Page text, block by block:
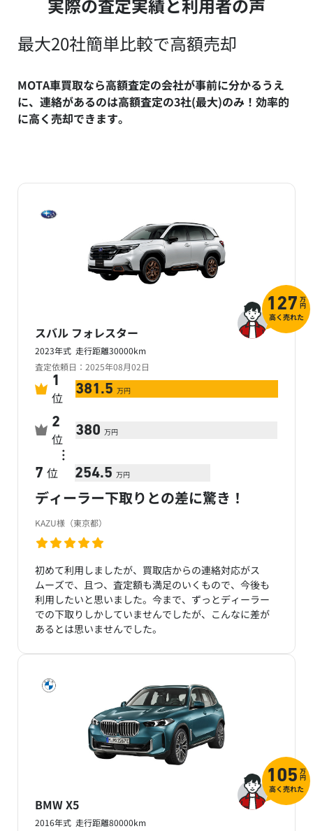
実際の査定実績と利用者の声
最大20社簡単比較で高額売却
MOTA車買取なら高額査定の会社が事前に分かるうえ
に、連絡があるのは高額査定の3社(最大)のみ！効率的
に高く売却できます。
スバル フォレスター
2023年式 走行距離30000km
査定依頼日：2025年08月02日
ディーラー下取りとの差に驚き！
KAZU様（東京都）
初めて利用しましたが、買取店からの連絡対応がス
ムーズで、且つ、査定額も満足のいくもので、今後も
利用したいと思いました。今まで、ずっとディーラー
での下取りしかしていませんでしたが、こんなに差が
あるとは思いませんでした。
127 万
円
高く売れた
1
位 381.5 万円
2
位 380 万円
…
7 位 254.5 万円
BMW X5
2016年式 走行距離80000km
105 万
円
高く売れた